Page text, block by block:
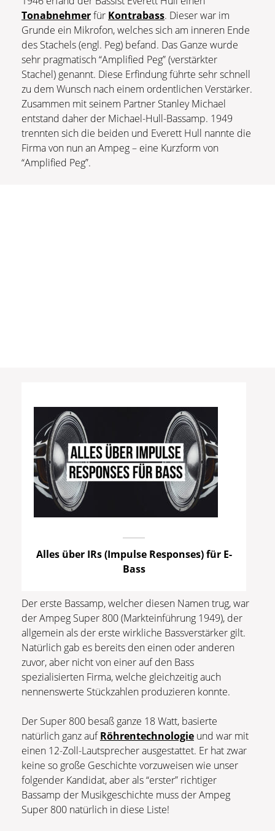
Tonabnehmerfür Kontrabass. Dieser war im
Grunde ein Mikrofon, welches sich am inneren Ende
des Stachels (engl. Peg) befand. Das Ganze wurde
sehr pragmatisch “Amplified Peg” (verstärkter
Stachel) genannt. Diese Erfindung führte sehr schnell
zu dem Wunsch nach einem ordentlichen Verstärker.
Zusammen mit seinem Partner Stanley Michael
entstand daher der Michael-Hull-Bassamp. 1949
trennten sich die beiden und Everett Hull nannte die
Firma von nun an Ampeg – eine Kurzform von
“Amplified Peg”.
Alles über IRs (Impulse Responses) für E-
Bass
Der erste Bassamp, welcher diesen Namen trug, war
der Ampeg Super 800 (Markteinführung 1949), der
allgemein als der erste wirkliche Bassverstärker gilt.
Natürlich gab es bereits den einen oder anderen
zuvor, aber nicht von einer auf den Bass
spezialisierten Firma, welche gleichzeitig auch
nennenswerte Stückzahlen produzieren konnte.
Der Super 800 besaß ganze 18 Watt, basierte
natürlich ganz aufRöhrentechnologie und war mit
einen 12-Zoll-Lautsprecher ausgestattet. Er hat zwar
keine so große Geschichte vorzuweisen wie unser
folgender Kandidat, aber als “erster” richtiger
Bassamp der Musikgeschichte muss der Ampeg
Super 800 natürlich in diese Liste!